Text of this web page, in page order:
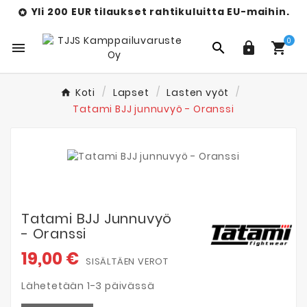
 Yli 200 EUR tilaukset rahtikuluitta EU-maihin.
   0
Koti Lapset
Lasten vyöt
Tatami BJJ junnuvyö - Oranssi
Tatami BJJ Junnuvyö
- Oranssi
19,00 € SISÄLTÄEN VEROT
Lähetetään 1-3 päivässä